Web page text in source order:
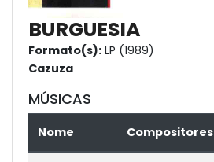
BURGUESIA
Formato(s): LP (1989)
Cazuza
MÚSICAS
Nome Compositores